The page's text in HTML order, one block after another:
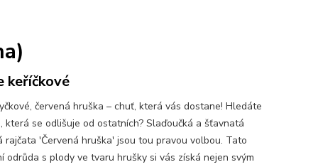
keříčkové
červená hruška – chuť, která vás dostane! Hledáte
která se odlišuje od ostatních? Slaďoučká a šťavnatá
rajčata 'Červená hruška' jsou tou pravou volbou. Tato
odrůda s plody ve tvaru hrušky si vás získá nejen svým